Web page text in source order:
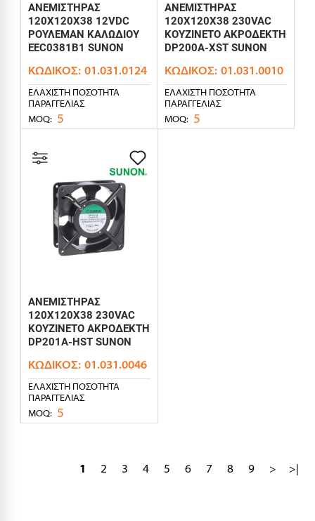
ΑΝΕΜΙΣΤΗΡΑΣ
120X120X38 12VDC
ΡΟΥΛΕΜΑΝ ΚΑΛΩΔΙΟΥ
EEC0381B1 SUNON
ΚΩΔΙΚΌΣ: 01.031.0124
ΕΛΆΧΙΣΤΗ ΠΟΣΌΤΗΤΑ
ΠΑΡΑΓΓΕΛΊΑΣ
MOQ: 5
ΑΝΕΜΙΣΤΗΡΑΣ
120X120X38 230VAC
ΚΟΥΖΙΝΕΤΟ ΑΚΡΟΔΕΚΤΗ
DP200A-XST SUNON
ΚΩΔΙΚΌΣ: 01.031.0010
ΕΛΆΧΙΣΤΗ ΠΟΣΌΤΗΤΑ
ΠΑΡΑΓΓΕΛΊΑΣ
MOQ: 5
ΑΝΕΜΙΣΤΗΡΑΣ
120X120X38 230VAC
ΚΟΥΖΙΝΕΤΟ ΑΚΡΟΔΕΚΤΗ
DP201A-HST SUNON
ΚΩΔΙΚΌΣ: 01.031.0046
ΕΛΆΧΙΣΤΗ ΠΟΣΌΤΗΤΑ
ΠΑΡΑΓΓΕΛΊΑΣ
MOQ: 5
1 2 3 4 5 6 7 8 9 > >|